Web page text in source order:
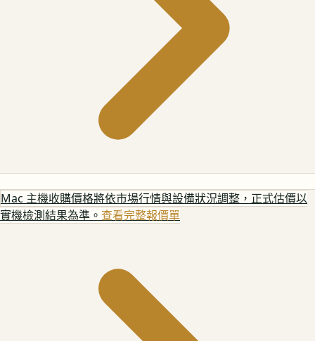
Mac 主機收購價格將依市場行情與設備狀況調整，正式估價以
實機檢測結果為準。 查看完整報價單